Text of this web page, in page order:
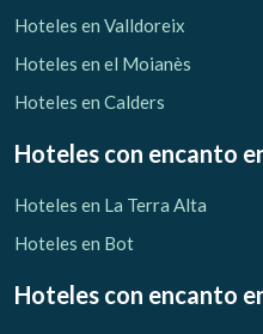
Hoteles en Valldoreix
Hoteles en el Moianès
Hoteles en Calders
Hoteles con encanto
Hoteles en La Terra Alta
Hoteles en Bot
Hoteles con encanto